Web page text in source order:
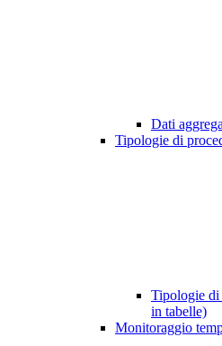
Dati
Tipologie di
Tipologie di
in tabelle)
Monitoraggio